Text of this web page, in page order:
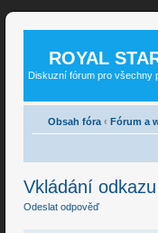
ROYAL
Diskuzní fórum pro všechny
Obsah fóra ‹ Fórum a
Vkládání
Odeslat odpověď